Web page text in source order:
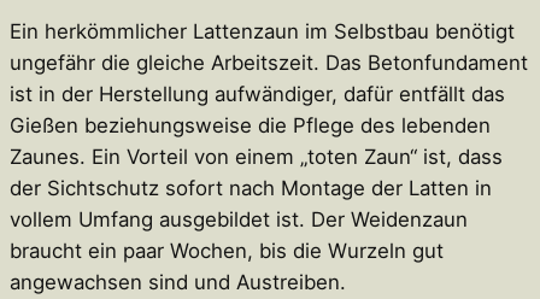
Ein herkömmlicher Lattenzaun im Selbstbau benötigt
ungefähr die gleiche Arbeitszeit. Das Betonfundament
ist in der Herstellung aufwändiger, dafür entfällt das
Gießen beziehungsweise die Pflege des lebenden
Zaunes. Ein Vorteil von einem „toten Zaun“ ist, dass
der Sichtschutz sofort nach Montage der Latten in
vollem Umfang ausgebildet ist. Der Weidenzaun
braucht ein paar Wochen, bis die Wurzeln gut
angewachsen sind und Austreiben.